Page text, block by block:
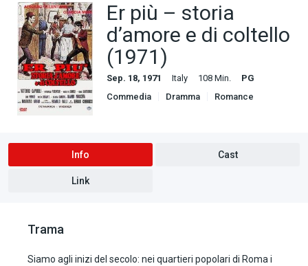
Er più – storia
d’amore e di coltello
(1971)
Sep. 18, 1971 Italy 108 Min.
PG
Commedia
Dramma Romance
Info Cast
Link
Trama
Siamo agli inizi del secolo: nei quartieri popolari di Roma i